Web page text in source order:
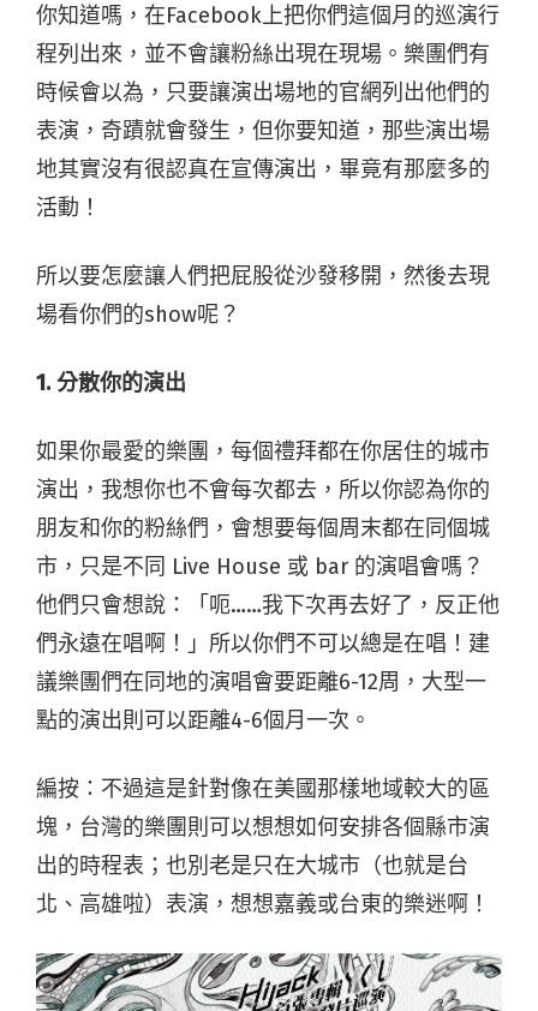
你知道嗎，在Facebook上把你們這個月的巡演行
程列出來，並不會讓粉絲出現在現場。樂團們有
時候會以為，只要讓演出場地的官網列出他們的
表演，奇蹟就會發生，但你要知道，那些演出場
地其實沒有很認真在宣傳演出，畢竟有那麼多的
活動！
所以要怎麼讓人們把屁股從沙發移開，然後去現
場看你們的show呢？
1. 分散你的演出
如果你最愛的樂團，每個禮拜都在你居住的城市
演出，我想你也不會每次都去，所以你認為你的
朋友和你的粉絲們，會想要每個周末都在同個城
市，只是不同 Live House 或 bar 的演唱會嗎？
他們只會想說：「呃……我下次再去好了，反正他
們永遠在唱啊！」所以你們不可以總是在唱！建
議樂團們在同地的演唱會要距離6-12周，大型一
點的演出則可以距離4-6個月一次。
編按：不過這是針對像在美國那樣地域較大的區
塊，台灣的樂團則可以想想如何安排各個縣市演
出的時程表；也別老是只在大城市（也就是台
北、高雄啦）表演，想想嘉義或台東的樂迷啊！